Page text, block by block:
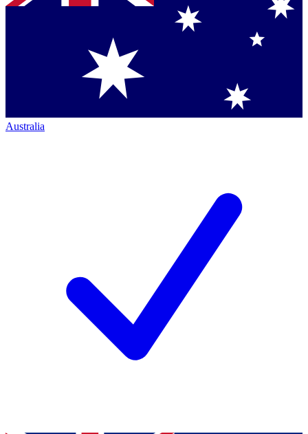
Australia